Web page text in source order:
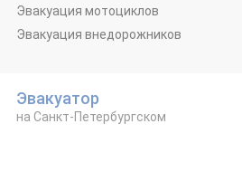
Эвакуация мотоци­клов
Эвакуация внедоро­жников
Эвакуатор
на Санкт-Петербургском